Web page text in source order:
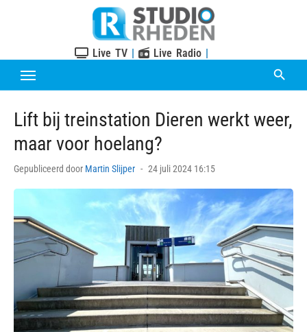
Live TV | Live Radio |
Lift bij treinstation Dieren werkt weer,
maar voor hoelang?
Gepubliceerd door Martin Slijper
Posted
24 juli 2024 16:15